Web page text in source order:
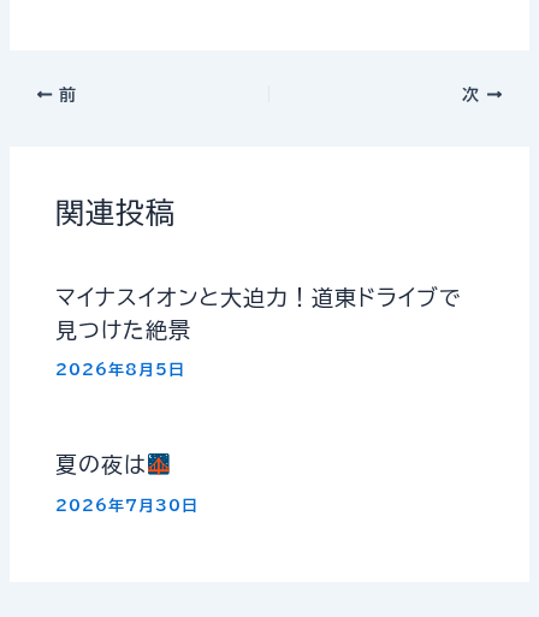
前 次
関連投稿
マイナスイオンと大迫力！道東ドライブで
見つけた絶景
2026年8月5日
夏の夜は
2026年7月30日